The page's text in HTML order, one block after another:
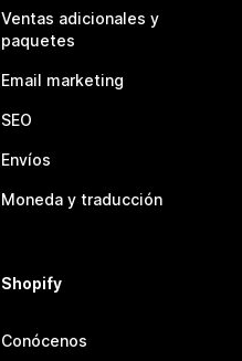
Ventas adicionales y
paquetes
Email marketing
SEO
Envíos
Moneda y traducción
Shopify
Conócenos